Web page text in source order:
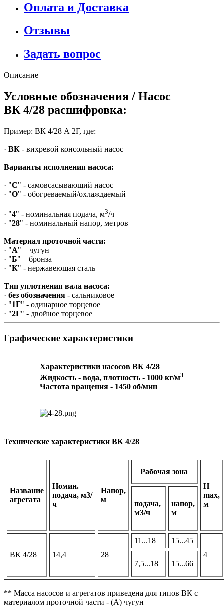
Оплата и Доставка
Отзывы
Задать вопрос
Описание
Условные обозначения / Насос
ВК 4/28 расшифровка:
Пример: ВК 4/28 А 2Г, где:
· ВК - вихревой консольный насос
Варианты исполнения насоса:
· "С" - самовсасывающий насос
· "О" - обогреваемый/охлаждаемый
· "4" - номинальная подача, м3/ч
· "28" - номинальный напор, метров
Материал проточной части:
· "А" – чугун
· "Б" – бронза
· "К" - нержавеющая сталь
Тип уплотнения вала насоса:
· без обозначения - сальниковое
· "1Г" - одинарное торцевое
· "2Г" - двойное торцевое
Графические характеристики
Характеристики насосов ВК 4/28
Жидкость - вода, плотность - 1000 кг/м3
Частота вращения - 1450 об/мин
Технические характеристики ВК 4/28
Название
агрегата
Номин.
подача, м3/
ч
Напор,
м
Рабочая зона
Н
max,
м
подача,
м3/ч
напор,
м
ВК 4/28 14,4 28
11...18
15...45
4
7,5...18
15...66
** Масса насосов и агрегатов приведена для типов ВК с
материалом проточной части - (А) чугун